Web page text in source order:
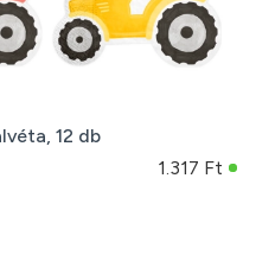
12 db
1.317 Ft